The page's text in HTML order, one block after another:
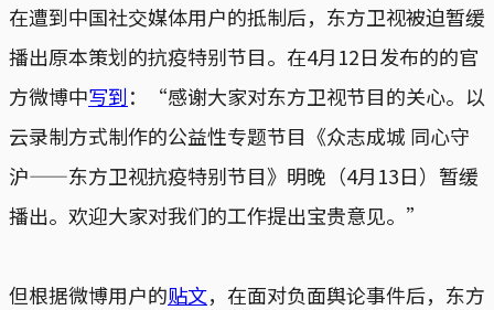
在遭到中国社交媒体用户的抵制后，东方卫视被迫暂缓
播出原本策划的抗疫特别节目。在4月12日发布的的官
方微博中写到：“感谢大家对东方卫视节目的关心。以
云录制方式制作的公益性专题节目《众志成城 同心守
沪——东方卫视抗疫特别节目》明晚（4月13日）暂缓
播出。欢迎大家对我们的工作提出宝贵意见。”
但根据微博用户的贴文，在面对负面舆论事件后，东方